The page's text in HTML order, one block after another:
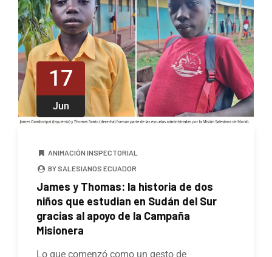
17
Jun
ANIMACIÓN INSPECTORIAL
BY SALESIANOS ECUADOR
James y Thomas: la historia de dos
niños que estudian en Sudán del Sur
gracias al apoyo de la Campaña
Misionera
Lo que comenzó como un gesto de